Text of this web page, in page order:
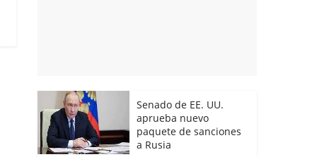
Senado de EE. UU.
aprueba nuevo
paquete de sanciones
a Rusia